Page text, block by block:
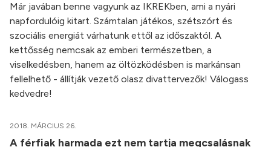
Már javában benne vagyunk az IKREKben, ami a nyári
napfordulóig kitart. Számtalan játékos, szétszórt és
szociális energiát várhatunk ettől az időszaktól. A
kettősség nemcsak az emberi természetben, a
viselkedésben, hanem az öltözködésben is markánsan
fellelhető - állítják vezető olasz divattervezők! Válogass
kedvedre!
2018. MÁRCIUS 26.
A férfiak harmada ezt nem tartja megcsalásnak